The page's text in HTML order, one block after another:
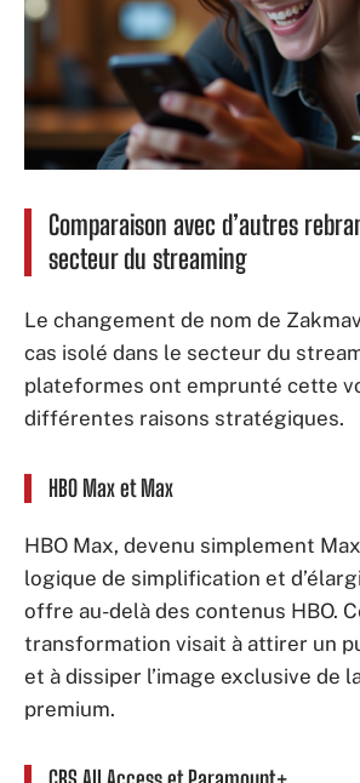
Comparaison avec d’autres
secteur du streaming
Le changement de nom de
cas isolé dans le secteur du
plateformes ont emprunté cette
différentes raisons stratégiques.
HBO Max et Max
HBO Max, devenu simplement
logique de simplification et
offre au-delà des contenus HBO.
transformation visait à attirer un
et à dissiper l’image exclusive de
premium.